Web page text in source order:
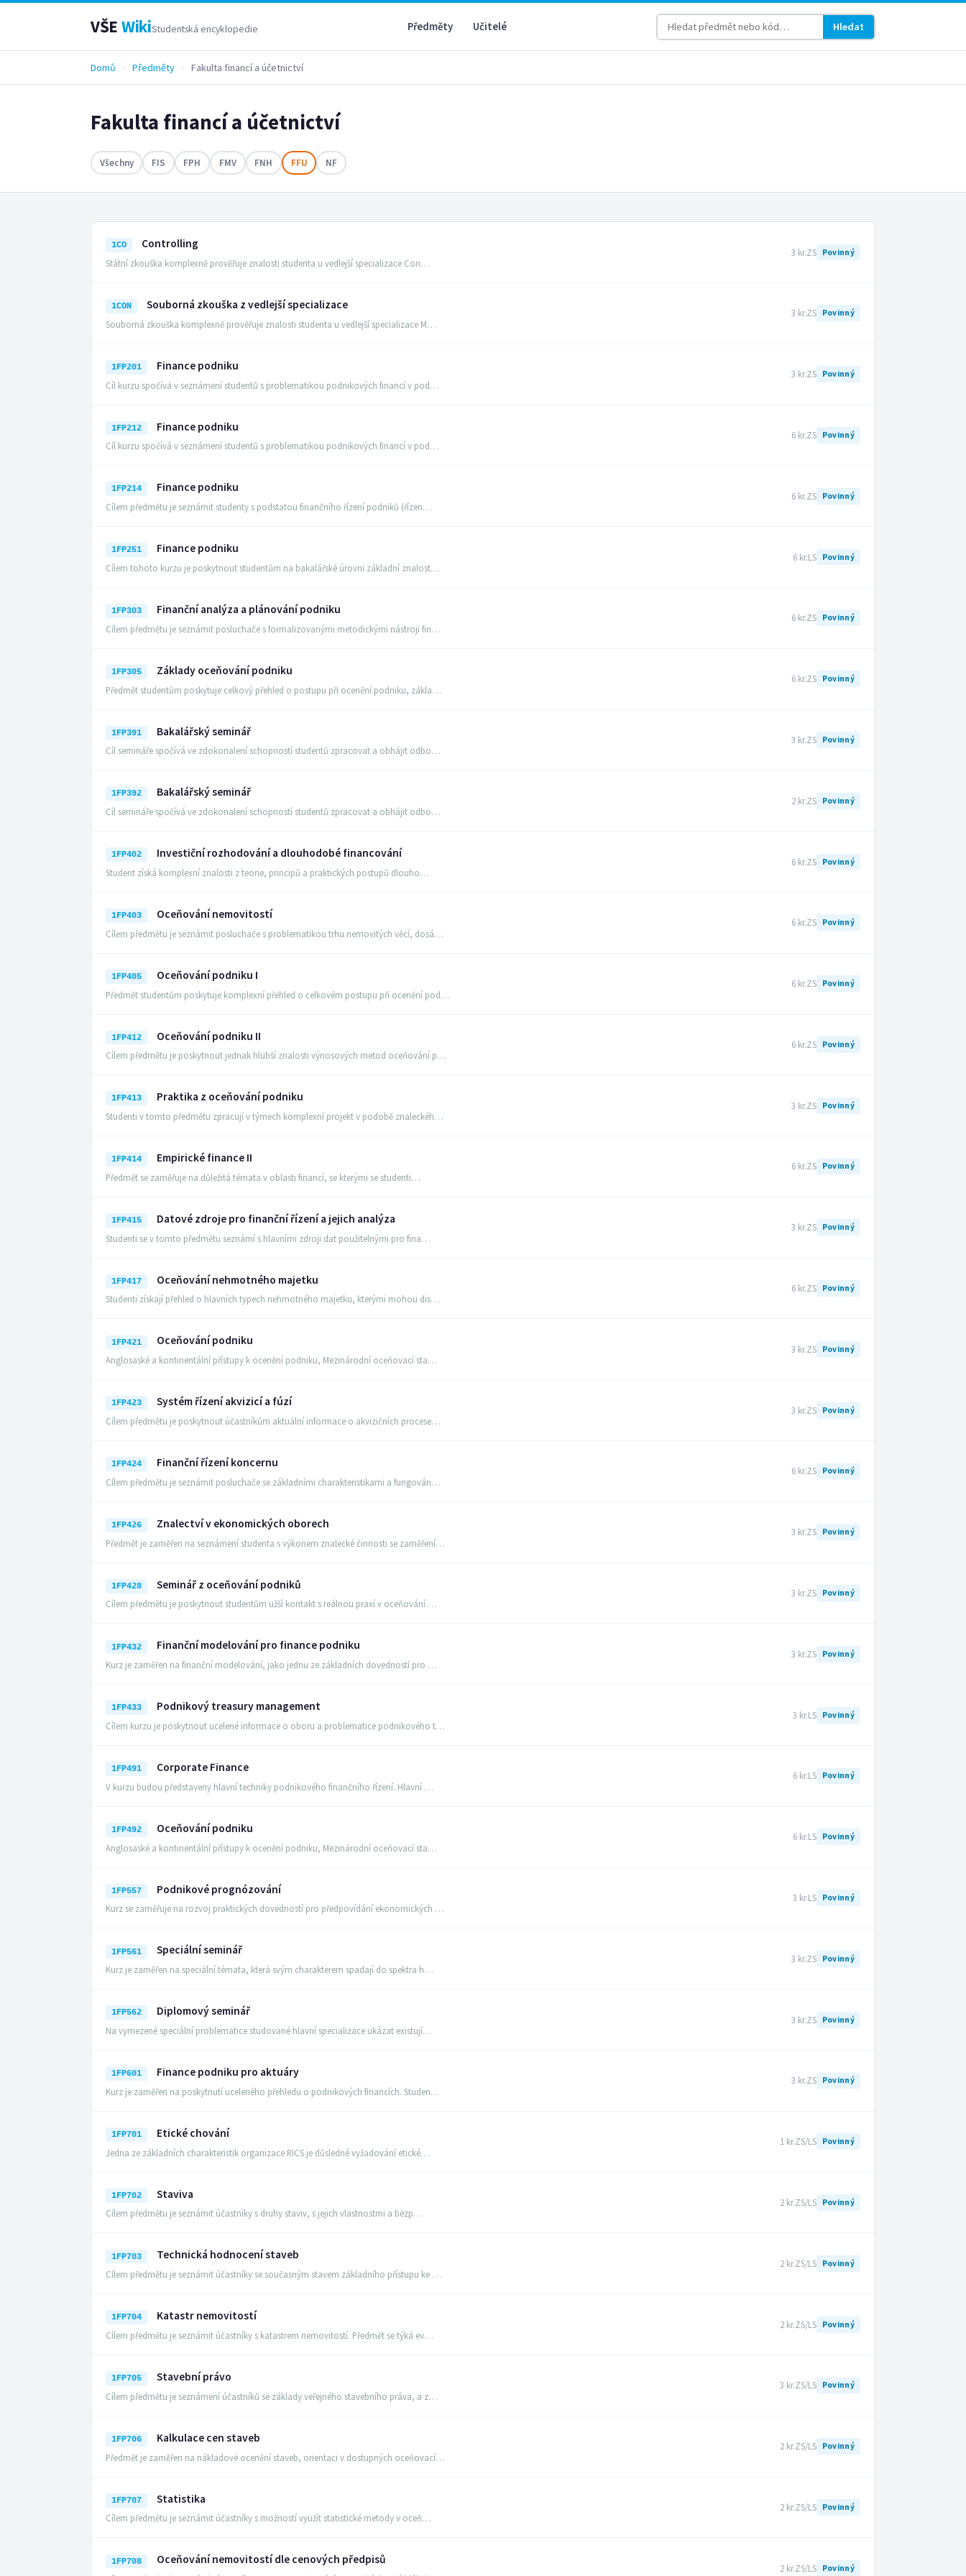
VŠE WikiStudentská encyklopedie Předměty Učitelé Hledat
Domů › Předměty › Fakulta financí a účetnictví
Fakulta financí a účetnictví
Všechny FIS FPH FMV FNH FFU NF
1CO Controlling
Státní zkouška komplexně prověřuje znalosti studenta u vedlejší specializace Con…
3 kr.ZS Povinný
1CON Souborná zkouška z vedlejší specializace
Souborná zkouška komplexně prověřuje znalosti studenta u vedlejší specializace M…
3 kr.ZS Povinný
1FP201 Finance podniku
Cíl kurzu spočívá v seznámení studentů s problematikou podnikových financí v pod…
3 kr.ZS Povinný
1FP212 Finance podniku
Cíl kurzu spočívá v seznámení studentů s problematikou podnikových financí v pod…
6 kr.ZS Povinný
1FP214 Finance podniku
Cílem předmětu je seznámit studenty s podstatou finančního řízení podniků (řízen…
6 kr.ZS Povinný
1FP251 Finance podniku
Cílem tohoto kurzu je poskytnout studentům na bakalářské úrovni základní znalost…
6 kr.LS Povinný
1FP303 Finanční analýza a plánování podniku
Cílem předmětu je seznámit posluchače s formalizovanými metodickými nástroji fin…
6 kr.ZS Povinný
1FP305 Základy oceňování podniku
Předmět studentům poskytuje celkový přehled o postupu při ocenění podniku, zákla…
6 kr.ZS Povinný
1FP391 Bakalářský seminář
Cíl semináře spočívá ve zdokonalení schopností studentů zpracovat a obhájit odbo…
3 kr.ZS Povinný
1FP392 Bakalářský seminář
Cíl semináře spočívá ve zdokonalení schopností studentů zpracovat a obhájit odbo…
2 kr.ZS Povinný
1FP402 Investiční rozhodování a dlouhodobé financování
Student získá komplexní znalosti z teorie, principů a praktických postupů dlouho…
6 kr.ZS Povinný
1FP403 Oceňování nemovitostí
Cílem předmětu je seznámit posluchače s problematikou trhu nemovitých věcí, dosá…
6 kr.ZS Povinný
1FP405 Oceňování podniku I
Předmět studentům poskytuje komplexní přehled o celkovém postupu při ocenění pod…
6 kr.ZS Povinný
1FP412 Oceňování podniku II
Cílem předmětu je poskytnout jednak hlubší znalosti výnosových metod oceňování p…
6 kr.ZS Povinný
1FP413 Praktika z oceňování podniku
Studenti v tomto předmětu zpracují v týmech komplexní projekt v podobě znaleckéh…
3 kr.ZS Povinný
1FP414 Empirické finance II
Předmět se zaměřuje na důležitá témata v oblasti financí, se kterými se studenti…
6 kr.ZS Povinný
1FP415 Datové zdroje pro finanční řízení a jejich analýza
Studenti se v tomto předmětu seznámí s hlavními zdroji dat použitelnými pro fina…
3 kr.ZS Povinný
1FP417 Oceňování nehmotného majetku
Studenti získají přehled o hlavních typech nehmotného majetku, kterými mohou dis…
6 kr.ZS Povinný
1FP421 Oceňování podniku
Anglosaské a kontinentální přístupy k ocenění podniku, Mezinárodní oceňovací sta…
3 kr.ZS Povinný
1FP423 Systém řízení akvizicí a fúzí
Cílem předmětu je poskytnout účastníkům aktuální informace o akvizičních procese…
3 kr.ZS Povinný
1FP424 Finanční řízení koncernu
Cílem předmětu je seznámit posluchače se základními charakteristikami a fungován…
6 kr.ZS Povinný
1FP426 Znalectví v ekonomických oborech
Předmět je zaměřen na seznámení studenta s výkonem znalecké činnosti se zaměření…
3 kr.ZS Povinný
1FP428 Seminář z oceňování podniků
Cílem předmětu je poskytnout studentům užší kontakt s reálnou praxí v oceňování …
3 kr.ZS Povinný
1FP432 Finanční modelování pro finance podniku
Kurz je zaměřen na finanční modelování, jako jednu ze základních dovedností pro …
3 kr.ZS Povinný
1FP433 Podnikový treasury management
Cílem kurzu je poskytnout ucelené informace o oboru a problematice podnikového t…
3 kr.LS Povinný
1FP491 Corporate Finance
V kurzu budou představeny hlavní techniky podnikového finančního řízení. Hlavní …
6 kr.LS Povinný
1FP492 Oceňování podniku
Anglosaské a kontinentální přístupy k ocenění podniku, Mezinárodní oceňovací sta…
6 kr.LS Povinný
1FP557 Podnikové prognózování
Kurz se zaměřuje na rozvoj praktických dovedností pro předpovídání ekonomických …
3 kr.LS Povinný
1FP561 Speciální seminář
Kurz je zaměřen na speciální témata, která svým charakterem spadají do spektra h…
3 kr.ZS Povinný
1FP562 Diplomový seminář
Na vymezené speciální problematice studované hlavní specializace ukázat existují…
3 kr.ZS Povinný
1FP601 Finance podniku pro aktuáry
Kurz je zaměřen na poskytnutí uceleného přehledu o podnikových financích. Studen…
3 kr.ZS Povinný
1FP701 Etické chování
Jedna ze základních charakteristik organizace RICS je důsledné vyžadování etické…
1 kr.ZS/LS Povinný
1FP702 Staviva
Cílem předmětu je seznámit účastníky s druhy staviv, s jejich vlastnostmi a bezp…
2 kr.ZS/LS Povinný
1FP703 Technická hodnocení staveb
Cílem předmětu je seznámit účastníky se současným stavem základního přístupu ke …
2 kr.ZS/LS Povinný
1FP704 Katastr nemovitostí
Cílem předmětu je seznámit účastníky s katastrem nemovitostí. Předmět se týká ev…
2 kr.ZS/LS Povinný
1FP705 Stavební právo
Cílem předmětu je seznámení účastníků se základy veřejného stavebního práva, a z…
3 kr.ZS/LS Povinný
1FP706 Kalkulace cen staveb
Předmět je zaměřen na nákladové ocenění staveb, orientaci v dostupných oceňovací…
2 kr.ZS/LS Povinný
1FP707 Statistika
Cílem předmětu je seznámit účastníky s možností využít statistické metody v oceň…
2 kr.ZS/LS Povinný
1FP708 Oceňování nemovitostí dle cenových předpisů
2 kr.ZS/LS Povinný